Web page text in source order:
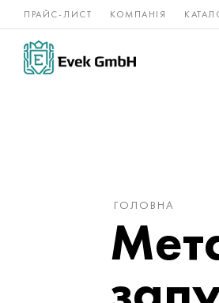
ПРАЙС-ЛИСТ КОМПАНІЯ
Нікелеві
сплави
ГОЛОВНА